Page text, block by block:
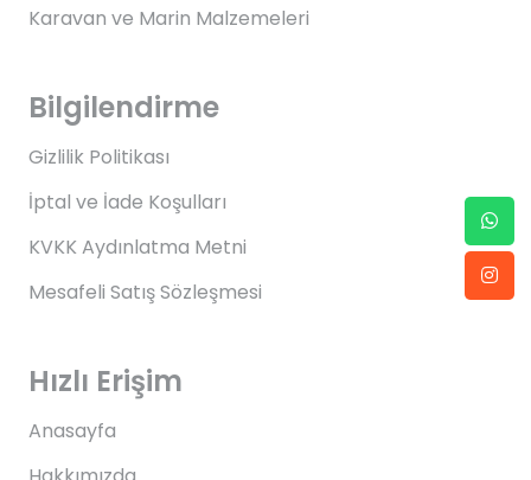
Karavan ve Marin Malzemeleri
Bilgilendirme
Gizlilik Politikası
İptal ve İade Koşulları
KVKK Aydınlatma Metni
Mesafeli Satış Sözleşmesi
Hızlı Erişim
Anasayfa